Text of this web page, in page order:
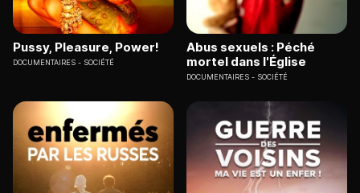
Pussy, Pleasure, Power!
DOCUMENTAIRES SOCIÉTÉ
Abus sexuels : Péché
mortel dans l'Église
DOCUMENTAIRES SOCIÉTÉ